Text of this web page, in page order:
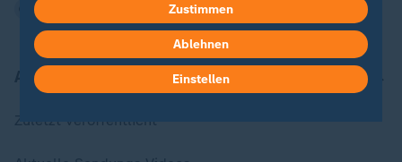
Aktuell bei ZDFheute
Zuletzt veröffentlicht
Zustimmen
Ablehnen
Einstellen